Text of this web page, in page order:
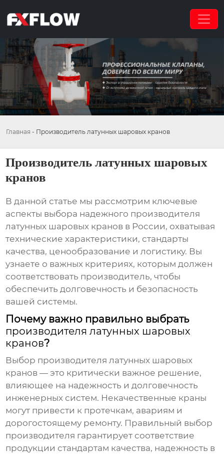
Главная - Производитель латунных шаровых кранов
Производитель латунных шаровых
кранов
В данной статье мы рассмотрим ключевые
аспекты выбора надежного производителя
латунных шаровых кранов в России, охватывая
технические характеристики, стандарты
качества, ценообразование и логистику. Вы
узнаете о важных критериях, которым должен
соответствовать производитель, чтобы
обеспечить долговечность и безопасность
вашей системы.
Почему важно правильно выбрать
производителя латунных шаровых
кранов?
Выбор производителя латунных шаровых
кранов — это критически важное решение,
влияющее на надежность и долговечность
инженерных систем. Некачественные краны
могут привести к протечкам, авариям и
дорогостоящему ремонту. Правильный выбор
производителя гарантирует соответствие
продукции стандартам качества, надежность в